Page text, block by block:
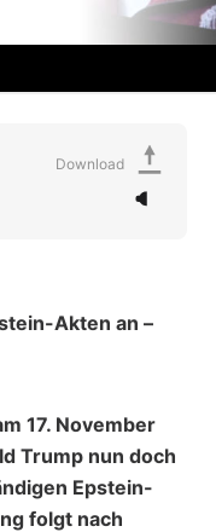
Download
Akten an –
17. November
Trump nun doch
Epstein-
folgt nach